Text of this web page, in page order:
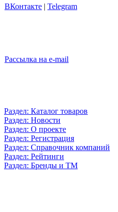
ВКонтакте | Telegram
Рассылка на e-mail
Раздел: Каталог товаров
Раздел: Новости
Раздел: О проекте
Раздел: Регистрация
Раздел: Справочник компаний
Раздел: Рейтинги
Раздел: Бренды и ТМ